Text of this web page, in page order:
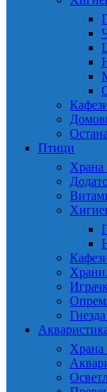
Птици
Храна
Храна